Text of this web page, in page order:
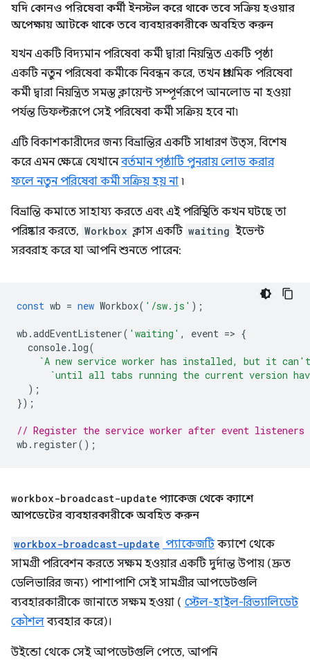
যদি কোনও পরিষেবা কর্মী ইনস্টল করে থাকে তবে সক্রিয় হওয়ার
অপেক্ষায় আটকে থাকে তবে ব্যবহারকারীকে অবহিত করুন
যখন একটি বিদ্যমান পরিষেবা কর্মী দ্বারা নিয়ন্ত্রিত একটি পৃষ্ঠা
একটি নতুন পরিষেবা কর্মীকে নিবন্ধন করে, তখন প্রাথমিক পরিষেবা
কর্মী দ্বারা নিয়ন্ত্রিত সমস্ত ক্লায়েন্ট সম্পূর্ণরূপে আনলোড না হওয়া
পর্যন্ত ডিফল্টরূপে সেই পরিষেবা কর্মী সক্রিয় হবে না৷
এটি বিকাশকারীদের জন্য বিভ্রান্তির একটি সাধারণ উত্স, বিশেষ
করে এমন ক্ষেত্রে যেখানেবর্তমান পৃষ্ঠাটি পুনরায় লোড করার
ফলে নতুন পরিষেবা কর্মী সক্রিয় হয় না ৷
বিভ্রান্তি কমাতে সাহায্য করতে এবং এই পরিস্থিতি কখন ঘটছে তা
পরিষ্কার করতে, Workbox ক্লাস একটি waiting ইভেন্ট
সরবরাহ করে যা আপনি শুনতে পারেন:
const wb = new Workbox( '/sw.js' );
wb .addEventListener( 'waiting' , event => {
console. log(
`A new service worker has installed, but it
`until all tabs running the current version
);
});
// Register the service worker after event listeners
wb . register();
workbox-broadcast-update প্যাকেজ থেকে ক্যাশে
আপডেটের ব্যবহারকারীকে অবহিত করুন
workbox-broadcast-update প্যাকেজটিক্যাশে থেকে
সামগ্রী পরিবেশন করতে সক্ষম হওয়ার একটি দুর্দান্ত উপায় (দ্রুত
ডেলিভারির জন্য) পাশাপাশি সেই সামগ্রীর আপডেটগুলি
ব্যবহারকারীকে জানাতে সক্ষম হওয়া ( স্টেল-হাইল-রিভ্যালিডেট
কৌশলব্যবহার করে)।
উইন্ডো থেকে সেই আপডেটগুলি পেতে, আপনি